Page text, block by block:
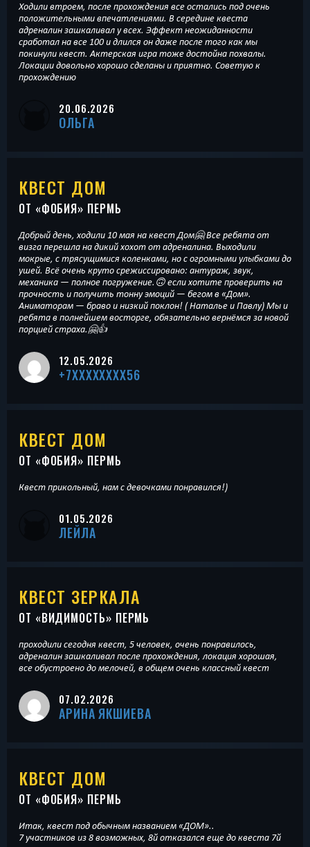
Ходили втроем, после прохождения все остались под очень
положительными впечатлениями. В середине квеста
адреналин зашкаливал у всех. Эффект неожиданности
сработал на все 100 и длился он даже после того как мы
покинули квест. Актерская игра тоже достойна похвалы.
Локации довольно хорошо сделаны и приятно. Советую к
прохождению
20.06.2026
ОЛЬГА
КВЕСТ ДОМ
ОТ «ФОБИЯ» ПЕРМЬ
Добрый день, ходили 10 мая на квест Дом🤗 Все ребята от
визга перешла на дикий хохот от адреналина. Выходили
мокрые, с трясущимися коленками, но с огромными улыбками до
ушей. Всё очень круто срежиссировано: антураж, звук,
механика — полное погружение.🙃 если хотите проверить на
прочность и получить тонну эмоций — бегом в «Дом».
Аниматорам — браво и низкий поклон! ( Наталье и Павлу) Мы и
ребята в полнейшем восторге, обязательно вернёмся за новой
порцией страха.🤗👍
12.05.2026
+7XXXXXXXX56
КВЕСТ ДОМ
ОТ «ФОБИЯ» ПЕРМЬ
Квест прикольный, нам с девочками понравился!)
01.05.2026
ЛЕЙЛА
КВЕСТ ЗЕРКАЛА
ОТ «ВИДИМОСТЬ» ПЕРМЬ
проходили сегодня квест, 5 человек, очень понравилось,
адреналин зашкаливал после прохождения, локация хорошая,
все обустроено до мелочей, в общем очень классный квест
07.02.2026
АРИНА ЯКШИЕВА
КВЕСТ ДОМ
ОТ «ФОБИЯ» ПЕРМЬ
Итак, квест под обычным названием «ДОМ»..
7 участников из 8 возможных, 8й отказался еще до квеста 7й